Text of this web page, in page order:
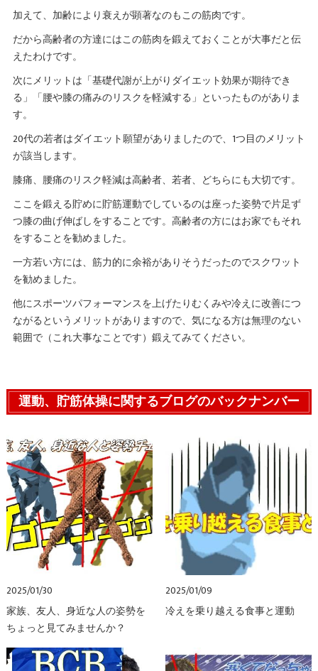
加えて、加齢により衰えが顕著なのもこの筋肉です。
だから高齢者の方達にはこの筋肉を鍛えておくことが大事だと伝
えたわけです。
次にメリットは「基礎代謝が上がりダイエット効果が期待でき
る」「腰や膝の痛みのリスクを軽減する」といったものがありま
す。
20代の若者はダイエット願望がありましたので、1つ目のメリット
が該当します。
膝痛、腰痛のリスク軽減は高齢者、若者、どちらにも大切です。
ここを鍛える貯めに貯筋運動でしているのは座った姿勢で片足ず
つ膝の曲げ伸ばしをすることです。高齢者の方にはお家でもそれ
をすることを勧めました。
一方若い方には、筋力的に余裕がありそうだったのでスクワット
を勧めました。
他にスポーツパフォーマンスを上げたりむくみや冷えに改善につ
ながるというメリットがありますので、気になる方は無理のない
範囲で（これ大事なことです）鍛えてみてください。
運動、貯筋体操に関するブログのバックナンバー
2025/01/30
家族、友人、身近な人の姿勢を
ちょっと見てみませんか？
2025/01/09
冷えを乗り越える食事と運動